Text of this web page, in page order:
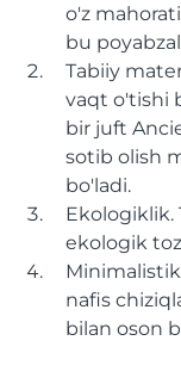
o'z
bu
Tabiiy
vaqt o'tishi
bir juft
sotib olish
bo'ladi.
Ekologiklik.
ekologik
nafis
bilan oson